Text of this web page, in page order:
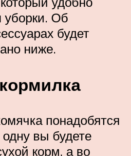
уборки. Об
будет
ниже.
понадобятся
вы будете
корм, а во